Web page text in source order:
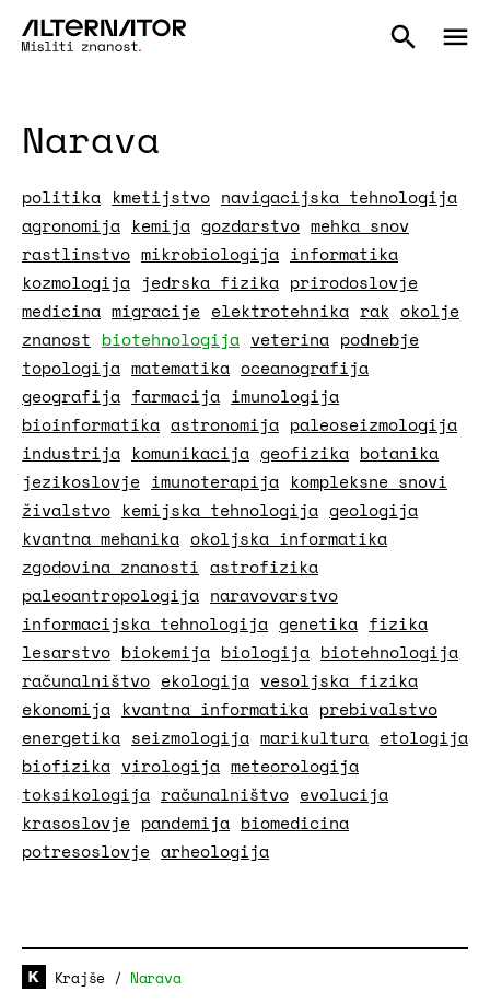
Narava
politika kmetijstvo navigacijska tehnologija
agronomija kemija gozdarstvo mehka snov
rastlinstvo mikrobiologija informatika
kozmologija jedrska fizika prirodoslovje
medicina migracije elektrotehnika rak okolje
znanost biotehnologija veterina podnebje
topologija matematika oceanografija
geografija farmacija imunologija
bioinformatika astronomija paleoseizmologija
industrija komunikacija geofizika botanika
jezikoslovje imunoterapija kompleksne snovi
živalstvo kemijska tehnologija geologija
kvantna mehanika okoljska informatika
zgodovina znanosti astrofizika
paleoantropologija naravovarstvo
informacijska tehnologija genetika fizika
lesarstvo biokemija biologija biotehnologija
računalništvo ekologija vesoljska fizika
ekonomija kvantna informatika prebivalstvo
energetika seizmologija marikultura etologija
biofizika virologija meteorologija
toksikologija računalništvo evolucija
krasoslovje pandemija biomedicina
potresoslovje arheologija
Krajše / Narava